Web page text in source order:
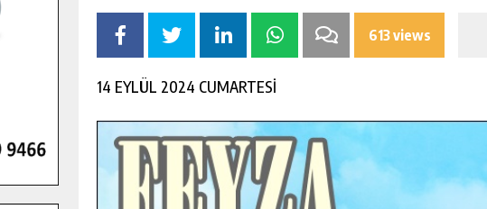
613 views
14 EYLÜL 2024 CUMARTESİ